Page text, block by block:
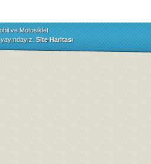
ve Motosiklet
Site Haritası